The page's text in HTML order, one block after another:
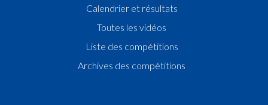
Calendrier et résultats
Toutes les vidéos
Liste des compétitions
Archives des compétitions